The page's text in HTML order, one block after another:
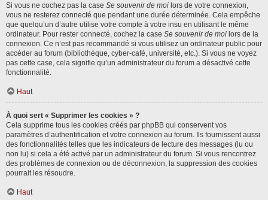
Si vous ne cochez pas la case Se souvenir de moi lors de votre connexion,
vous ne resterez connecté que pendant une durée déterminée. Cela empêche
que quelqu’un d’autre utilise votre compte à votre insu en utilisant le même
ordinateur. Pour rester connecté, cochez la case Se souvenir de moi lors de la
connexion. Ce n’est pas recommandé si vous utilisez un ordinateur public pour
accéder au forum (bibliothèque, cyber-café, université, etc.). Si vous ne voyez
pas cette case, cela signifie qu’un administrateur du forum a désactivé cette
fonctionnalité.
Haut
À quoi sert « Supprimer les cookies » ?
Cela supprime tous les cookies créés par phpBB qui conservent vos
paramètres d’authentification et votre connexion au forum. Ils fournissent aussi
des fonctionnalités telles que les indicateurs de lecture des messages (lu ou
non lu) si cela a été activé par un administrateur du forum. Si vous rencontrez
des problèmes de connexion ou de déconnexion, la suppression des cookies
pourrait les résoudre.
Haut